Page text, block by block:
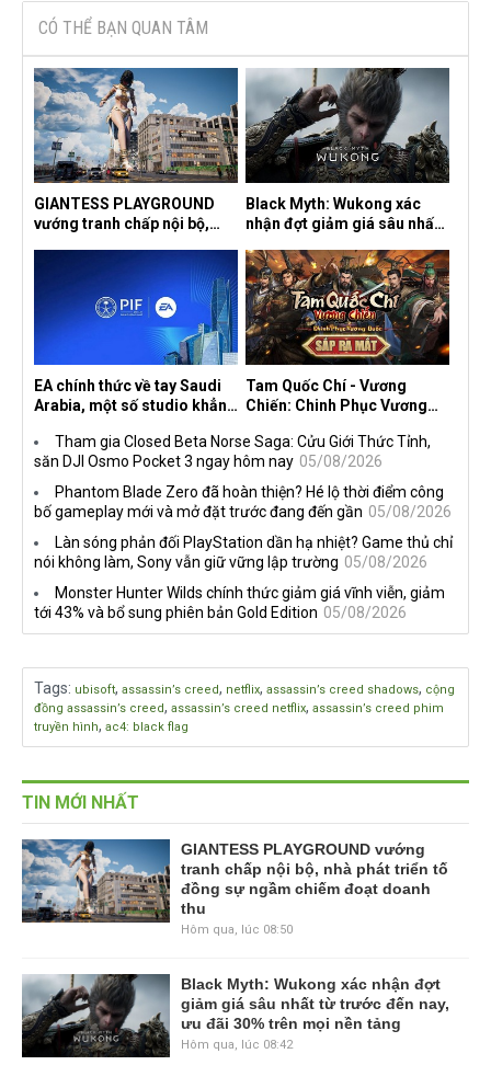
CÓ THỂ BẠN QUAN TÂM
GIANTESS PLAYGROUND
vướng tranh chấp nội bộ,
ngầm chiếm đoạt doanh thu
Black Myth: Wukong xác
nhận đợt giảm giá sâu nhất
trên mọi nền tảng
EA chính thức về tay Saudi
Arabia, một số studio khẳng
lược DEI
Tam Quốc Chí - Vương
Chiến: Chinh Phục Vương
sáu thị trường Đông Nam Á
Tham gia Closed Beta Norse Saga: Cửu Giới Thức Tỉnh,
săn DJI Osmo Pocket 3 ngay hôm nay 05/08/2026
Phantom Blade Zero đã hoàn thiện? Hé lộ thời điểm công
bố gameplay mới và mở đặt trước đang đến gần 05/08/2026
Làn sóng phản đối PlayStation dần hạ nhiệt? Game thủ chỉ
nói không làm, Sony vẫn giữ vững lập trường 05/08/2026
Monster Hunter Wilds chính thức giảm giá vĩnh viễn, giảm
tới 43% và bổ sung phiên bản Gold Edition 05/08/2026
Tags: ubisoft, assassin’s creed, netflix, assassin’s creed shadows, cộng
đồng assassin’s creed, assassin’s creed netflix, assassin’s creed phim
truyền hình, ac4: black flag
TIN MỚI NHẤT
GIANTESS PLAYGROUND vướng
tranh chấp nội bộ, nhà phát triển tố
đồng sự ngầm chiếm đoạt doanh
thu
Hôm qua, lúc 08:50
Black Myth: Wukong xác nhận đợt
giảm giá sâu nhất từ trước đến nay,
ưu đãi 30% trên mọi nền tảng
Hôm qua, lúc 08:42